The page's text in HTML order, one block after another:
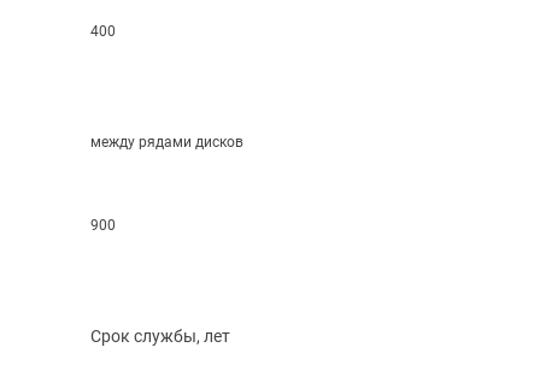
400
между рядами дисков
900
Срок службы, лет